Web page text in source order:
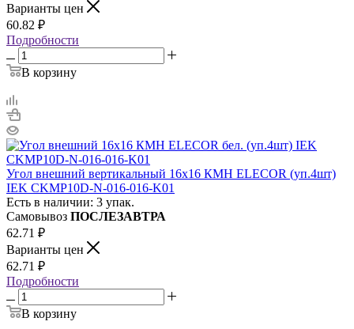
Варианты цен
60.82 ₽
Подробности
В корзину
Угол внешний вертикальный 16х16 КМН ELECOR (уп.4шт)
IEK CKMP10D-N-016-016-K01
Есть в наличии: 3 упак.
Самовывоз ПОСЛЕЗАВТРА
62.71 ₽
Варианты цен
62.71 ₽
Подробности
В корзину